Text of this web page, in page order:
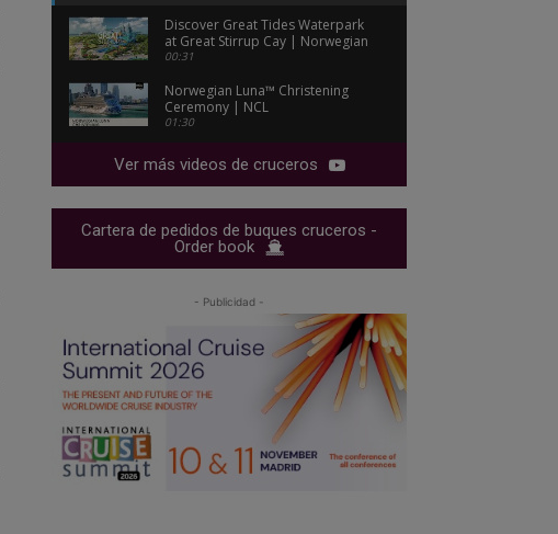
Discover Great Tides Waterpark
at Great Stirrup Cay | Norwegian
Cruise Line
00:31
Norwegian Luna™ Christening
Ceremony | NCL
01:30
Ver más videos de cruceros
Cartera de pedidos de buques cruceros -
Order book
- Publicidad -